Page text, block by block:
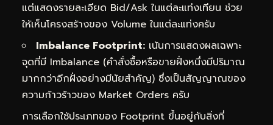
แต่แสดงรายละเอียด Bid/Ask ในแต่ละแท่งเทียน ช่วย
ให้เห็นโครงสร้างของ Volume ในแต่ละแท่งครับ
Imbalance Footprint: เน้นการแสดงผลเฉพาะ
จุดที่มี Imbalance (คำสั่งซื้อหรือขายฝั่งหนึ่งมีปริมาณ
มากกว่าอีกฝั่งอย่างมีนัยสำคัญ) ซึ่งเป็นสัญญาณของ
ความก้าวร้าวของ Market Orders ครับ
การเลือกใช้ประเภทของ Footprint ขึ้นอยู่กับสิ่งที่